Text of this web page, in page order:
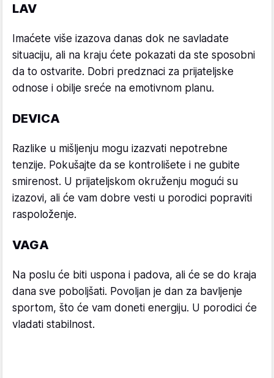
LAV
Imaćete više izazova danas dok ne savladate
situaciju, ali na kraju ćete pokazati da ste sposobni
da to ostvarite. Dobri predznaci za prijateljske
odnose i obilje sreće na emotivnom planu.
DEVICA
Razlike u mišljenju mogu izazvati nepotrebne
tenzije. Pokušajte da se kontrolišete i ne gubite
smirenost. U prijateljskom okruženju mogući su
izazovi, ali će vam dobre vesti u porodici popraviti
raspoloženje.
VAGA
Na poslu će biti uspona i padova, ali će se do kraja
dana sve poboljšati. Povoljan je dan za bavljenje
sportom, što će vam doneti energiju. U porodici će
vladati stabilnost.